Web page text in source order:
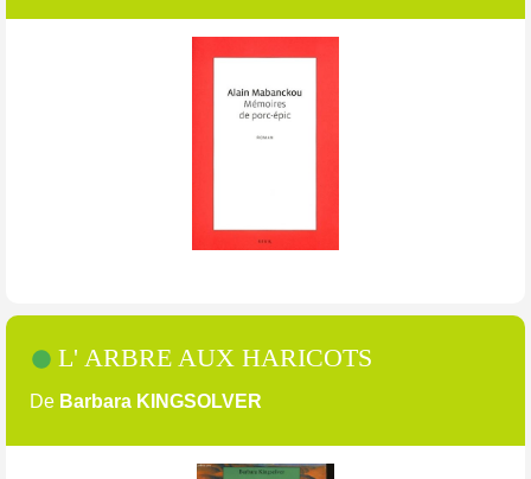
L' ARBRE AUX HARICOTS
De Barbara KINGSOLVER